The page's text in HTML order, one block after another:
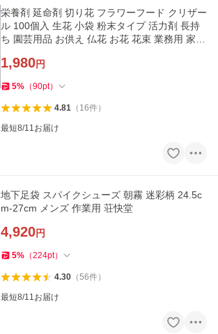
栄養剤 延命剤 切り花 フラワーフード クリザー
ル 100個入 生花 小袋 粉末タイプ 活力剤 長持
ち 園芸用品 お供え 仏花 お花 花束 業務用 家庭
1,980円
5% （90pt）
4.81（ 16件）
最短8/11お届け
地下足袋 スパイクシューズ 朝霧 迷彩柄 24.5c
m-27cm メンズ 作業用 荘快堂
4,920円
5% （224pt）
4.30（56件）
最短8/11お届け